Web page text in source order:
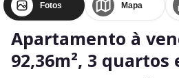
Fotos Mapa
Apartamento à
92,36m², 3 quartos